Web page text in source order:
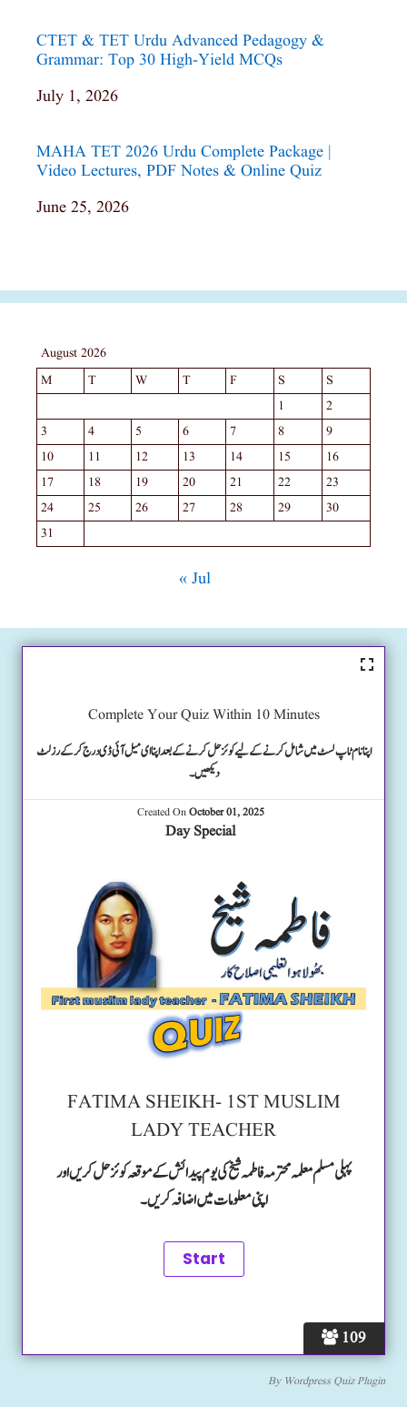
CTET & TET Urdu Advanced Pedagogy &
Grammar: Top 30 High-Yield MCQs
Date
July 1, 2026
MAHA TET 2026 Urdu Complete Package |
Video Lectures, PDF Notes & Online Quiz
Date
June 25, 2026
August 2026
M
T W T F S
S
1
2
3
4 5 6 7 8
9
10
11 12 13 14 15
16
17
18 19 20 21 22
23
24
25 26 27 28 29
30
31
« Jul
109
Complete Your Quiz Within 10 Minutes
اپنا نام ٹاپ لسٹ میں شامل کرنے کے لیے کوئز حل کرنے کے بعد اپنا ای میل آئی ڈی درج کرکے رزلٹ
دیکھیں۔
Created OnOctober 01, 2025
Day Special
FATIMA SHEIKH- 1ST MUSLIM
LADY TEACHER
پہلی مسلم معلمہ محترمہ فاطمہ شیخ کی یوم پیدائش کے موقعہ کوئز حل کریں اور
اپنی معلومات میں اضافہ کریں۔
By Wordpress Quiz Plugin